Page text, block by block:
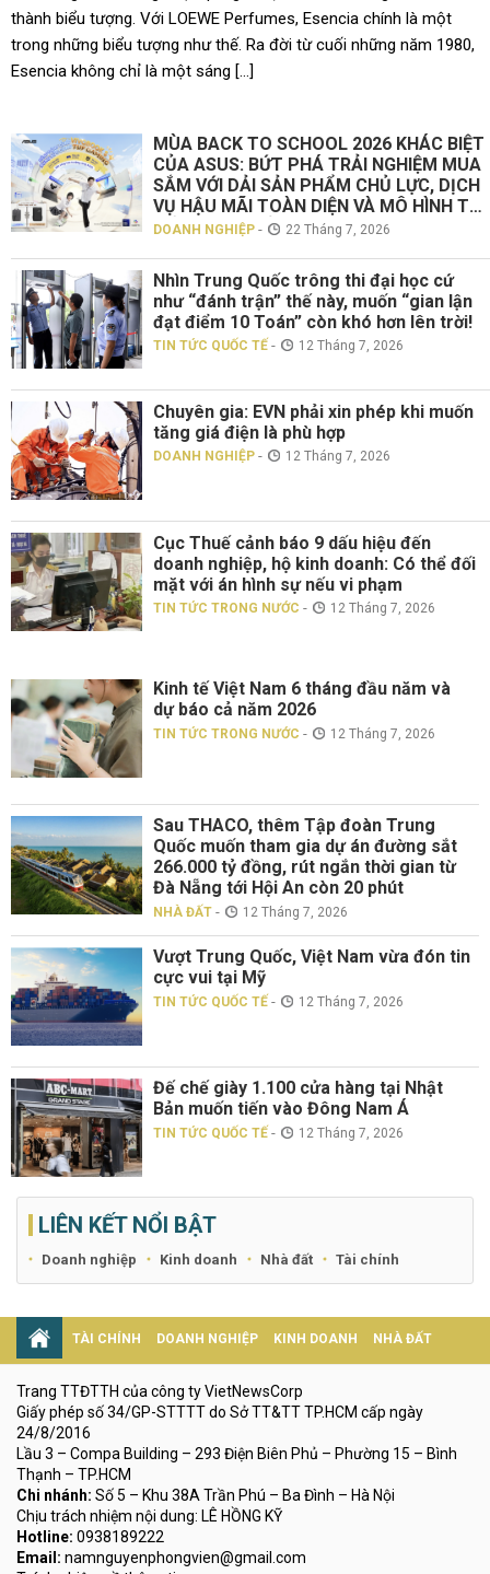
thành biểu tượng. Với LOEWE Perfumes, Esencia chính là một
trong những biểu tượng như thế. Ra đời từ cuối những năm 1980,
Esencia không chỉ là một sáng […]
MÙA BACK TO SCHOOL 2026 KHÁC BIỆT
CỦA ASUS: BỨT PHÁ TRẢI NGHIỆM MUA
SẮM VỚI DẢI SẢN PHẨM CHỦ LỰC, DỊCH
VỤ HẬU MÃI TOÀN DIỆN VÀ MÔ HÌNH TƯ
VẤN TRỰC TIẾP “TOUCH ASUS”
DOANH NGHIỆP - 22 Tháng 7, 2026
Nhìn Trung Quốc trông thi đại học cứ
như “đánh trận” thế này, muốn “gian lận
đạt điểm 10 Toán” còn khó hơn lên trời!
TIN TỨC QUỐC TẾ - 12 Tháng 7, 2026
Chuyên gia: EVN phải xin phép khi muốn
tăng giá điện là phù hợp
DOANH NGHIỆP - 12 Tháng 7, 2026
Cục Thuế cảnh báo 9 dấu hiệu đến
doanh nghiệp, hộ kinh doanh: Có thể đối
mặt với án hình sự nếu vi phạm
TIN TỨC TRONG NƯỚC - 12 Tháng 7, 2026
Kinh tế Việt Nam 6 tháng đầu năm và
dự báo cả năm 2026
TIN TỨC TRONG NƯỚC - 12 Tháng 7, 2026
Sau THACO, thêm Tập đoàn Trung
Quốc muốn tham gia dự án đường sắt
266.000 tỷ đồng, rút ngắn thời gian từ
Đà Nẵng tới Hội An còn 20 phút
NHÀ ĐẤT - 12 Tháng 7, 2026
Vượt Trung Quốc, Việt Nam vừa đón tin
cực vui tại Mỹ
TIN TỨC QUỐC TẾ - 12 Tháng 7, 2026
Đế chế giày 1.100 cửa hàng tại Nhật
Bản muốn tiến vào Đông Nam Á
TIN TỨC QUỐC TẾ - 12 Tháng 7, 2026
LIÊN KẾT NỔI BẬT
Doanh nghiệp Kinh doanh Nhà đất Tài chính
TÀI CHÍNH DOANH NGHIỆP KINH DOANH NHÀ ĐẤT
Trang TTĐTTH của công ty VietNewsCorp
Giấy phép số 34/GP-STTTT do Sở TT&TT TP.HCM cấp ngày
24/8/2016
Lầu 3 – Compa Building – 293 Điện Biên Phủ – Phường 15 – Bình
Thạnh – TP.HCM
Chi nhánh: Số 5 – Khu 38A Trần Phú – Ba Đình – Hà Nội
Chịu trách nhiệm nội dung: LÊ HỒNG KỸ
Hotline: 0938189222
Email: namnguyenphongvien@gmail.com